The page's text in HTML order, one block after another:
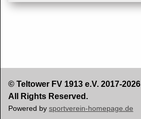
© Teltower FV 1913 e.V. 2017-2026
All Rights Reserved.
Powered by sportverein-homepage.de